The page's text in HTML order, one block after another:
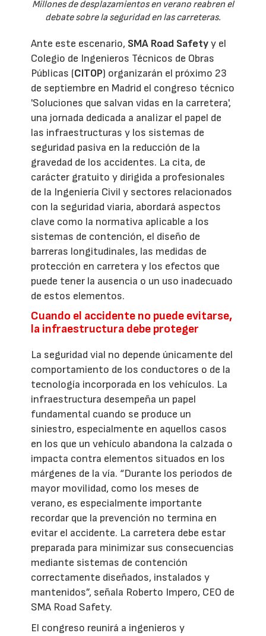
Millones de desplazamientos en verano reabren el
debate sobre la seguridad en las carreteras.
Ante este escenario, SMA Road Safetyy el
Colegio de Ingenieros Técnicos de Obras
Públicas (CITOP) organizarán el próximo 23
de septiembre en Madrid el congreso técnico
'Soluciones que salvan vidas en la carretera',
una jornada dedicada a analizar el papel de
las infraestructuras y los sistemas de
seguridad pasiva en la reducción de la
gravedad de los accidentes. La cita, de
carácter gratuito y dirigida a profesionales
de la Ingeniería Civil y sectores relacionados
con la seguridad viaria, abordará aspectos
clave como la normativa aplicable a los
sistemas de contención, el diseño de
barreras longitudinales, las medidas de
protección en carretera y los efectos que
puede tener la ausencia o un uso inadecuado
de estos elementos.
Cuando el accidente no puede evitarse,
la infraestructura debe proteger
La seguridad vial no depende únicamente del
comportamiento de los conductores o de la
tecnología incorporada en los vehículos. La
infraestructura desempeña un papel
fundamental cuando se produce un
siniestro, especialmente en aquellos casos
en los que un vehículo abandona la calzada o
impacta contra elementos situados en los
márgenes de la vía. “Durante los periodos de
mayor movilidad, como los meses de
verano, es especialmente importante
recordar que la prevención no termina en
evitar el accidente. La carretera debe estar
preparada para minimizar sus consecuencias
mediante sistemas de contención
correctamente diseñados, instalados y
mantenidos”, señala Roberto Impero, CEO de
SMA Road Safety.
El congreso reunirá a ingenieros y